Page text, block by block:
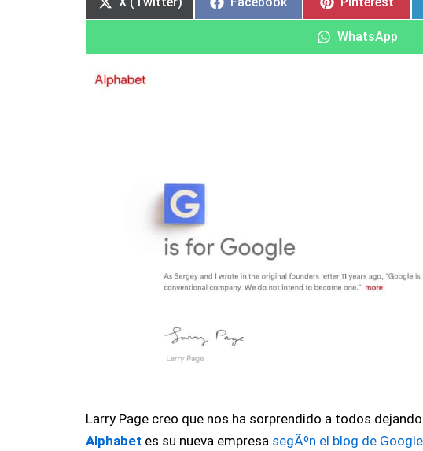
WhatsApp
Larry Page creo que nos ha sorprendido a todos
Alphabet es su nueva empresa segÃºn el blog de Google